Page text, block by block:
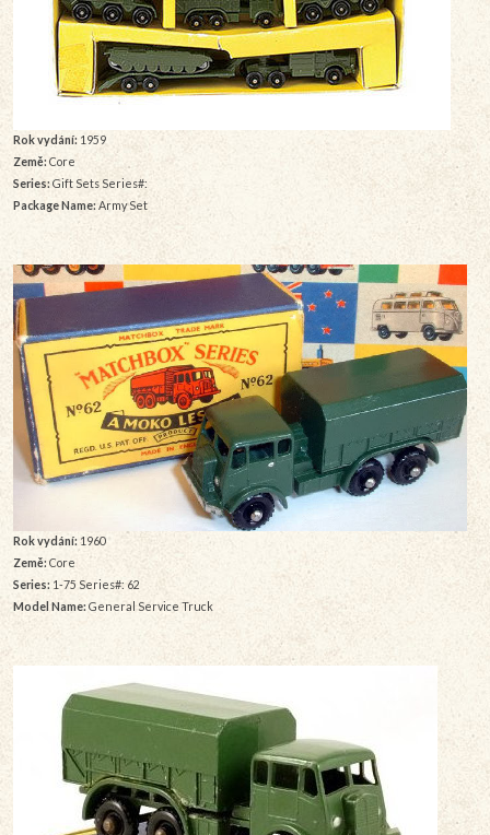
Rok vydání: 1959
Země: Core
Series: Gift Sets Series#:
Package Name:Army Set
Rok vydání: 1960
Země: Core
Series: 1-75 Series#: 62
Model Name: General Service Truck